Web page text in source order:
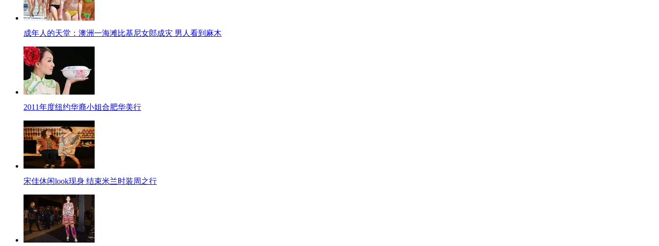
成年人的天堂：澳洲一海滩比基尼女郎成灾 男人看到麻木
2011年度纽约华裔小姐合肥华美行
宋佳休闲look现身 结束米兰时装周之行